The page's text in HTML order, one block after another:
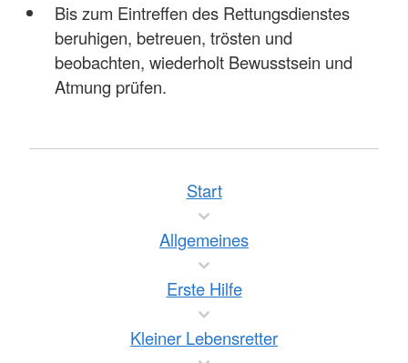
Bis zum Eintreffen des Rettungsdienstes
beruhigen, betreuen, trösten und
beobachten, wiederholt Bewusstsein und
Atmung prüfen.
Start
Allgemeines
Erste Hilfe
Kleiner Lebensretter